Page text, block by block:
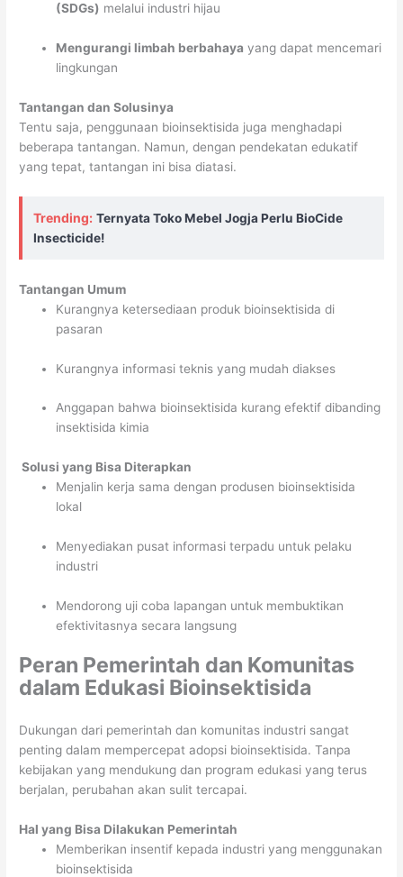
(SDGs) melalui industri hijau
Mengurangi limbah berbahaya yang dapat mencemari
lingkungan
Tantangan dan Solusinya
Tentu saja, penggunaan bioinsektisida juga menghadapi
beberapa tantangan. Namun, dengan pendekatan edukatif
yang tepat, tantangan ini bisa diatasi.
Trending: Ternyata Toko Mebel Jogja Perlu BioCide
Insecticide!
Tantangan Umum
Kurangnya ketersediaan produk bioinsektisida di
pasaran
Kurangnya informasi teknis yang mudah diakses
Anggapan bahwa bioinsektisida kurang efektif dibanding
insektisida kimia
Solusi yang Bisa Diterapkan
Menjalin kerja sama dengan produsen bioinsektisida
lokal
Menyediakan pusat informasi terpadu untuk pelaku
industri
Mendorong uji coba lapangan untuk membuktikan
efektivitasnya secara langsung
Peran Pemerintah dan Komunitas
dalam Edukasi Bioinsektisida
Dukungan dari pemerintah dan komunitas industri sangat
penting dalam mempercepat adopsi bioinsektisida. Tanpa
kebijakan yang mendukung dan program edukasi yang terus
berjalan, perubahan akan sulit tercapai.
Hal yang Bisa Dilakukan Pemerintah
Memberikan insentif kepada industri yang menggunakan
bioinsektisida